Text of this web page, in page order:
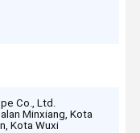
Co., Ltd.
Minxiang, Kota
Kota Wuxi